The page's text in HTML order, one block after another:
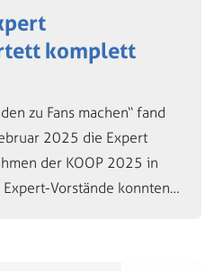
komplett
zu Fans machen“ fand
2025 die Expert
der KOOP 2025 in
Vorstände konnten…